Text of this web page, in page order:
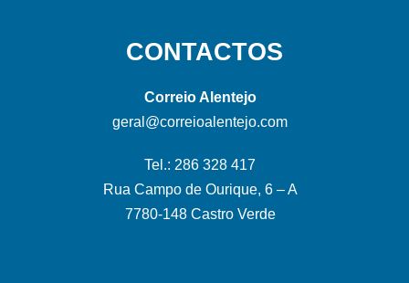
CONTACTOS
Correio Alentejo
geral@correioalentejo.com
Tel.: 286 328 417
Rua Campo de Ourique, 6 – A
7780-148 Castro Verde